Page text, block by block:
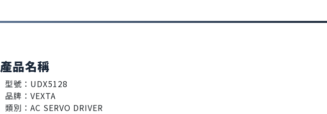
產品名稱
型號：UDX5128
品牌：VEXTA
類別：AC SERVO DRIVER